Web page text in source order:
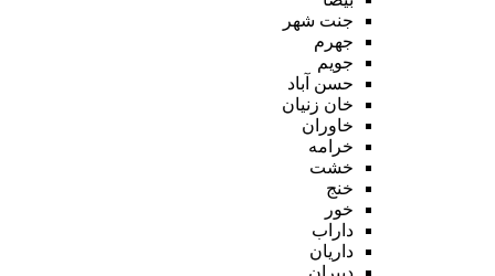
جنت شهر
جهرم
جویم
حسن آباد
خان زنیان
خاوران
خرامه
خشت
خنج
خور
داراب
داریان
دبیران